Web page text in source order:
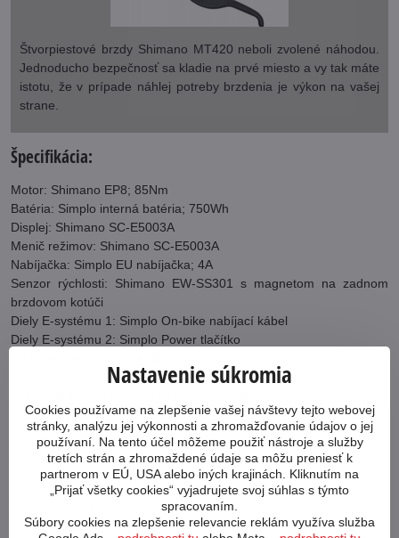
Štvorpiestové brzdy Shimano MT420 neboli zvolené náhodou.
Jednoducho bezpečnosť sa kladie na prvé miesto a vy tak máte
istotu, že v prípade náhlej potreby brzdenia je výkon na vašej
strane.
Špecifikácia:
Motor: Shimano EP8; 85Nm
Batéria: Simplo interná batéria; 750Wh
Displej: Shimano SC-E5003A
Menič režimov: Shimano SC-E5003A
Nabíjačka: Simplo EU nabíjačka; 4A
Senzor rýchlosti: Shimano EW-SS301 s magnetom na zadnom
brzdovom kotúči
Diely E-systému 1: Simplo On-bike nabíjací kábel
Diely E-systému 2: Simplo Power tlačítko
148x12mm; pre internú batériu
51mm offset vidlice; 29x2.6" max.
Tlmič: Suntour RS-Edge-TR-LO-R8-M6; Lockout
Počet prevodov: 1x11
Prehadzovač: Shimano Deore RDM5100 11
Radenie predné: Shimano SL -MT500-IL
Radenie zadné: Shimano Deore M5100 11
Brzdové páky: sú súčasťou
Nastavenie súkromia
Cookies používame na zlepšenie vašej návštevy tejto webovej
stránky, analýzu jej výkonnosti a zhromažďovanie údajov o jej
používaní. Na tento účel môžeme použiť nástroje a služby
tretích strán a zhromaždené údaje sa môžu preniesť k
partnerom v EÚ, USA alebo iných krajinách. Kliknutím na
„Prijať všetky cookies“ vyjadrujete svoj súhlas s týmto
spracovaním.
Súbory cookies na zlepšenie relevancie reklám využíva služba